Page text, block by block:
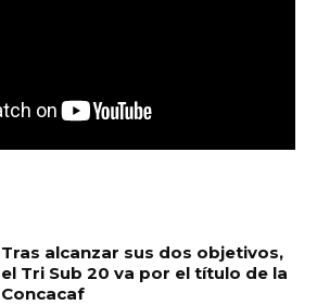
Tras alcanzar sus dos objetivos,
el Tri Sub 20 va por el título de la
Concacaf